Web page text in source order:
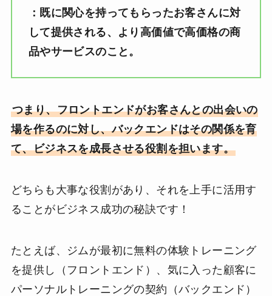
：既に関心を持ってもらったお客さんに対
して提供される、より高価値で高価格の商
品やサービスのこと。
つまり、フロントエンドがお客さんとの出会いの
場を作るのに対し、バックエンドはその関係を育
て、ビジネスを成長させる役割を担います。
どちらも大事な役割があり、それを上手に活用す
ることがビジネス成功の秘訣です！
たとえば、ジムが最初に無料の体験トレーニング
を提供し（フロントエンド）、気に入った顧客に
パーソナルトレーニングの契約（バックエンド）